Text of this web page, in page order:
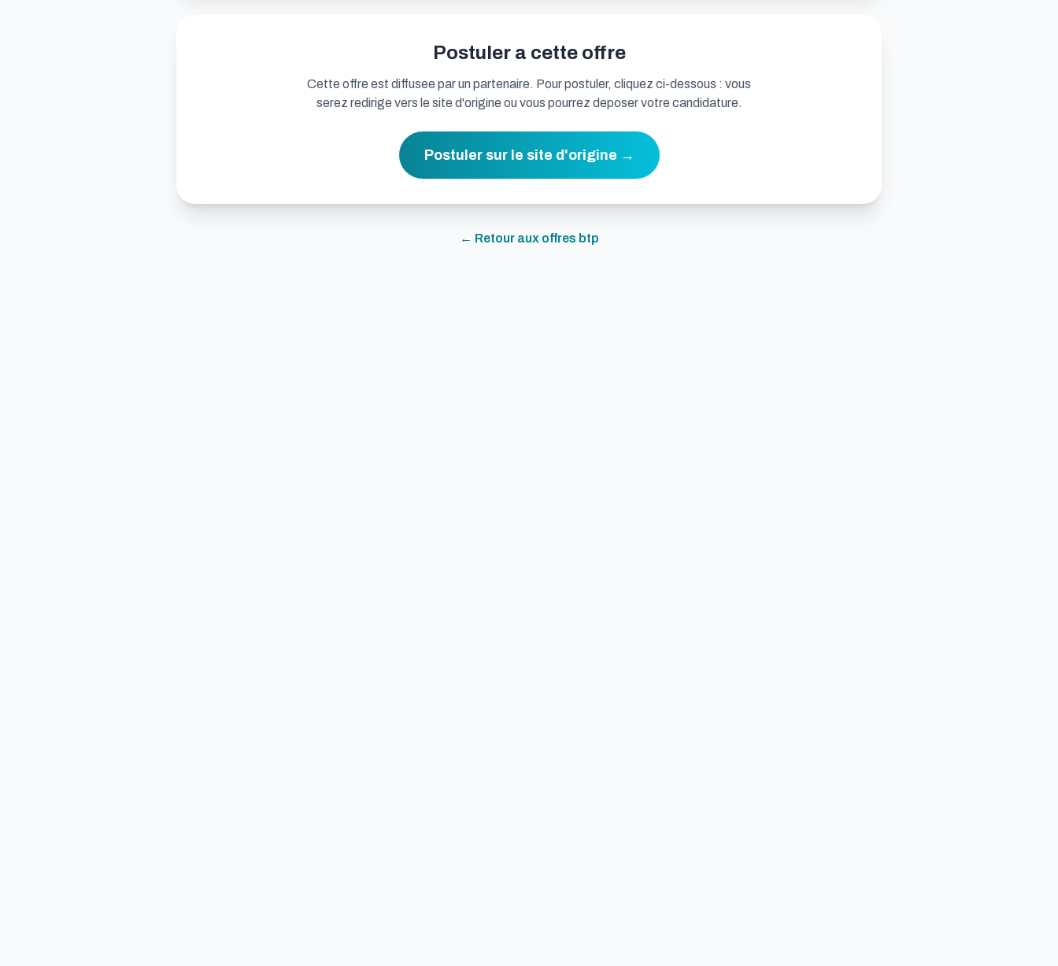
Postuler a cette offre
Cette offre est diffusee par un partenaire. Pour postuler, cliquez ci-dessous : vous
serez redirige vers le site d'origine ou vous pourrez deposer votre candidature.
Postuler sur le site d'origine →
← Retour aux offres btp